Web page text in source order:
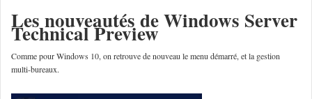
Les nouveautés de Windows Server
Technical Preview
Comme pour Windows 10, on retrouve de nouveau le menu démarré, et la gestion
multi-bureaux.